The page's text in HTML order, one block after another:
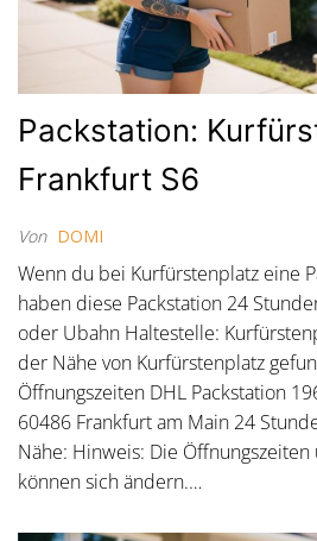
Packstation:
Frankfurt S6
Von DOMI
Wenn du bei Kurfürstenplatz eine
haben diese Packstation 24
oder Ubahn Haltestelle:
der Nähe von Kurfürstenplatz
Öffnungszeiten DHL Packstation
60486 Frankfurt am Main 24
Nähe: Hinweis: Die
können sich ändern.…